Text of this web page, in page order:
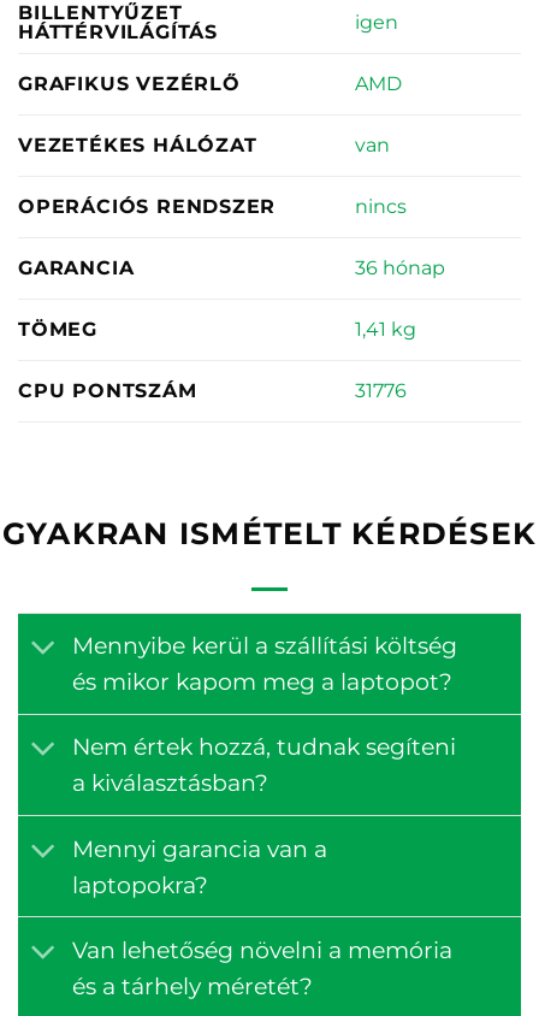
BILLENTYŰZET
HÁTTÉRVILÁGÍTÁS
igen
GRAFIKUS VEZÉRLŐ AMD
VEZETÉKES HÁLÓZAT van
OPERÁCIÓS RENDSZER nincs
GARANCIA 36 hónap
TÖMEG 1,41 kg
CPU PONTSZÁM 31776
GYAKRAN ISMÉTELT KÉRDÉSEK
Mennyibe kerül a szállítási költség
és mikor kapom meg a laptopot?
Nem értek hozzá, tudnak segíteni
a kiválasztásban?
Mennyi garancia van a
laptopokra?
Van lehetőség növelni a memória
és a tárhely méretét?